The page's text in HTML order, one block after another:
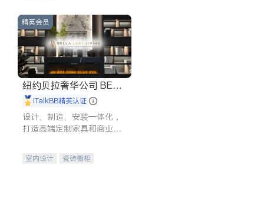
精英会员
纽约贝拉奢华公司 BELL
A LUXE
iTalkBB精英认证
设计、制造、安装一体化，
打造高端定制家具和商业空
室内设计
瓷砖橱柜